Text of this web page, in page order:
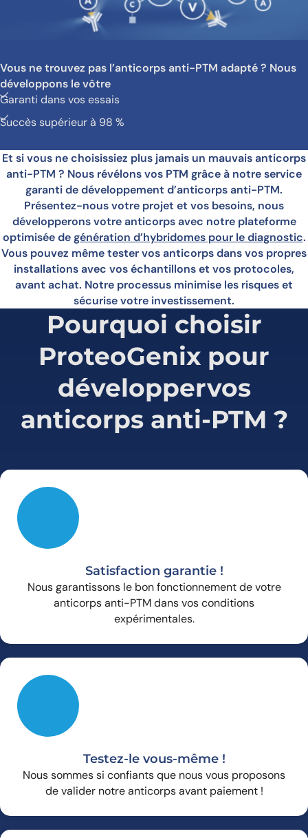
Vous ne trouvez pas l’anticorps anti-PTM adapté ? Nous
développons le vôtre
Garanti dans vos essais
Succès supérieur à 98 %
Et si vous ne choisissiez plus jamais un mauvais anticorps
anti-PTM ? Nous révélons vos PTM grâce à notre service
garanti de développement d’anticorps anti-PTM.
Présentez-nous votre projet et vos besoins, nous
développerons votre anticorps avec notre plateforme
optimisée degénération d’hybridomes pour le diagnostic.
Vous pouvez même tester vos anticorps dans vos propres
installations avec vos échantillons et vos protocoles,
avant achat. Notre processus minimise les risques et
sécurise votre investissement.
Pourquoi choisir
ProteoGenix pour
développervos
anticorps anti-PTM ?
Satisfaction garantie !
Nous garantissons le bon fonctionnement de votre
anticorps anti-PTM dans vos conditions
expérimentales.
Testez-le vous-même !
Nous sommes si confiants que nous vous proposons
de valider notre anticorps avant paiement !